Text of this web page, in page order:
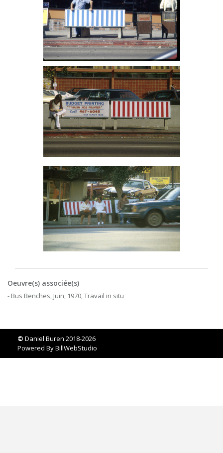
Oeuvre(s) associée(s)
- Bus Benches, Juin, 1970, Travail in situ
© Daniel Buren 2018-2026
Powered ByBillWebStudio